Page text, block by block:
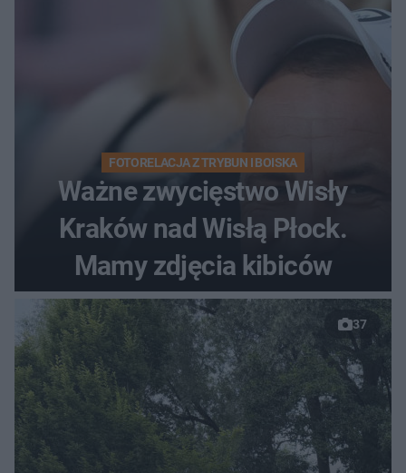
FOTORELACJA Z TRYBUN I BOISKA
Ważne zwycięstwo Wisły
Kraków nad Wisłą Płock.
Mamy zdjęcia kibiców
37